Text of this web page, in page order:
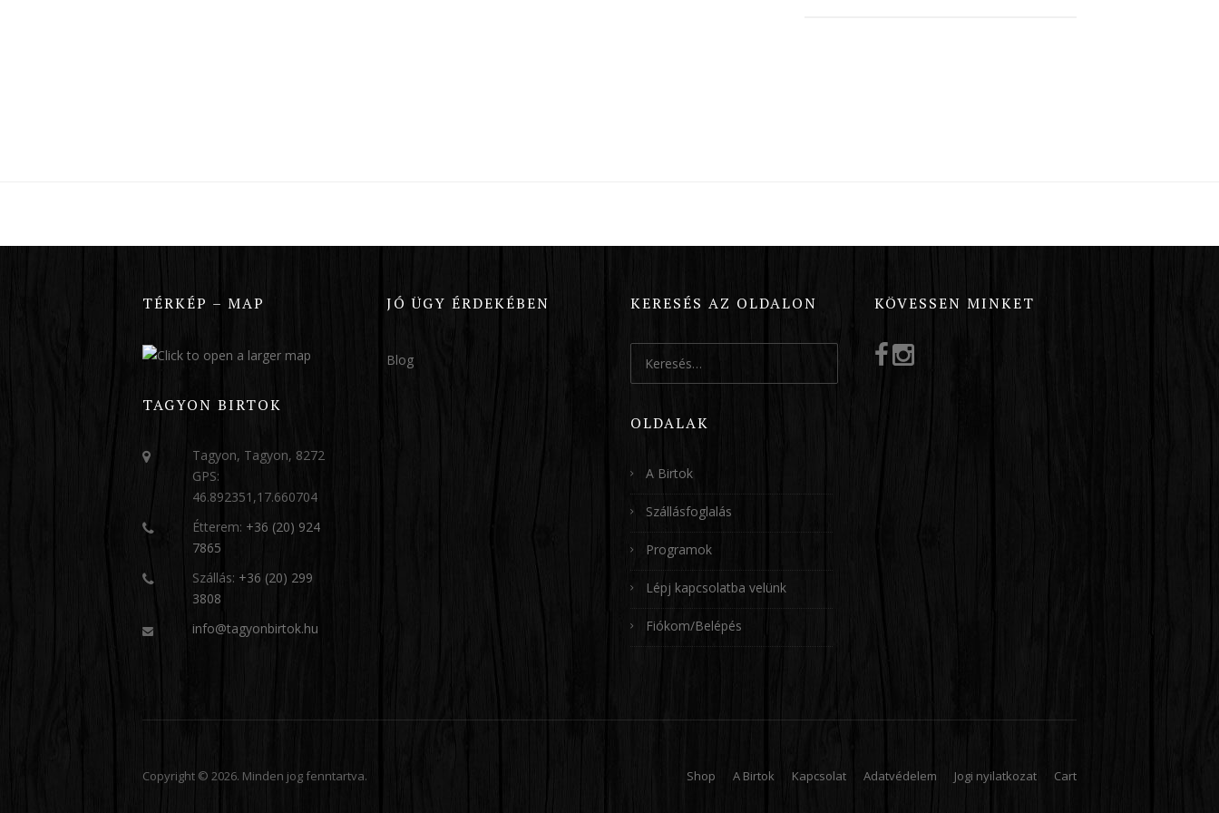
TÉRKÉP – MAP
TAGYON BIRTOK
Tagyon, Tagyon, 8272
GPS:
46.892351,17.660704
Étterem: +36 (20) 924
7865
Szállás: +36 (20) 299
3808
info@tagyonbirtok.hu
JÓ ÜGY ÉRDEKÉBEN
Blog
KERESÉS AZ OLDALON
OLDALAK
A Birtok
Szállásfoglalás
Programok
Lépj kapcsolatba velünk
Fiókom/Belépés
KÖVESSEN MINKET
Copyright © 2026. Minden jog fenntartva. Shop A Birtok Kapcsolat Adatvédelem Jogi nyilatkozat Cart